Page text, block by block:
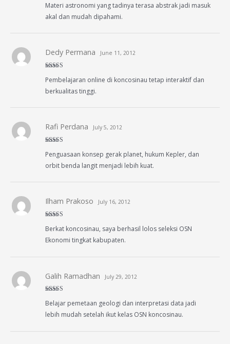
of 5
Materi astronomi yang tadinya terasa abstrak jadi masuk
akal dan mudah dipahami.
of 5
Dedy Permana June 11, 2012
Pembelajaran online di koncosinau tetap interaktif dan
berkualitas tinggi.
out of 5
Rafi Perdana July 5, 2012
Penguasaan konsep gerak planet, hukum Kepler, dan
orbit benda langit menjadi lebih kuat.
of 5
Ilham Prakoso July 16, 2012
Berkat koncosinau, saya berhasil lolos seleksi OSN
Ekonomi tingkat kabupaten.
of 5
Galih Ramadhan July 29, 2012
Belajar pemetaan geologi dan interpretasi data jadi
lebih mudah setelah ikut kelas OSN koncosinau.